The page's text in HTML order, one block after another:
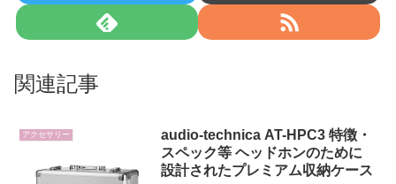
関連記事
アクセサリー
audio-technica AT-HPC3 特徴・
スペック等 ヘッドホンのために
設計されたプレミアム収納ケース